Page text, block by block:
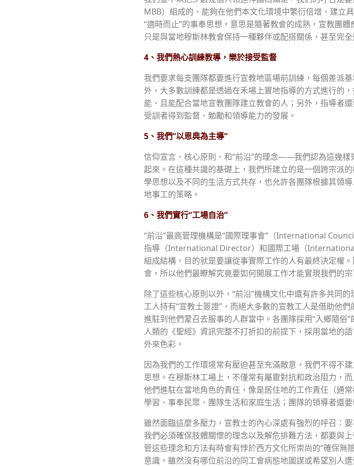
MBB）組成的、能夠在他們本文化環境中繁衍倍增、建立
“適時而止”的事奉思想，意思是隨著教會的成熟，宣教團
只是與當地穆斯林教會保持一種夥伴或配搭關係，甚至完全
4、我們熱心訓練教導，樂於接受監督
我們要求每支團隊都要進行宣教地區場前訓練，每個差派
外，大多數訓練都是透過在禾場上實地指導的方式進行的
能、且能配合當地宣教團隊建立教會的人；另外，指導者
受訓者得到監督、勉勵和領導能力的發展。
5、我們“以恩典為主導”
信仰宣言、核心原則、和“前沿”的理念——我們認為這幾樣
起來。在這種共識的基礎上，我們所建立的是一個跨宗派
學思想以及不同的生活方式共存，也允許各團隊根據其領
地事工的策略。
6、我們實行“工場自治”
“前沿”最高管理機構是“國際理事會”（International
指導（International Director）和國際工場（
組成結構，目的就是要讓從事實際工作的人有最終決定權
會，所以他們最瞭解究竟要如何開展工作才能實現我們的宗
除了這些核心原則以外，“前沿”機構文化中還有許多共同
工人持有“宣教士簽證”，而絕大多數的宣教工人是借助他
進駐到他們蒙召去服事的人群當中。各團隊採用“入鄉隨俗
人類的《聖經》資訊完整不打折扣的前提下，採用當地的
外來色彩。
因為我們的工作環境常有壓迫甚至充滿敵意，我們不得不
思想。在穆斯林工場上，不僅常有屬靈對抗和政治阻力，
他們進駐在當地角色的責任，像是居住地的工作責任（通
學習、事奉民眾、團隊生活和家庭生活；團隊的領導者還
雖然面臨這麼多壓力，宣教士的內心深處有強烈的呼召：
我們必須確保肢體關懷的理念以及解危排難方法，都要與
管這些理念和方法有時會有悖於西方文化所崇尚的“確保無
意識。雖然沒有哪位前沿的同工會病態地圖謀或希望別人